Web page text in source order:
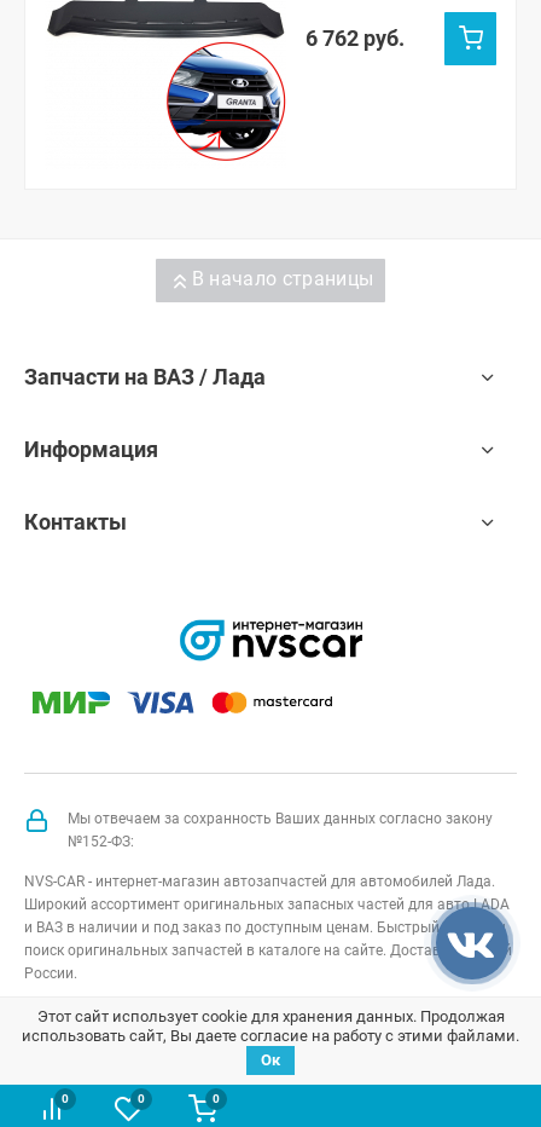
0 0 0
(неокрашенная)
6 762 руб.
В начало страницы
Запчасти на ВАЗ / Лада
Информация
Контакты
Мы отвечаем за сохранность Ваших данных согласно закону
№152-ФЗ:
NVS-CAR - интернет-магазин автозапчастей для автомобилей Лада.
Широкий ассортимент оригинальных запасных частей для авто LADA
и ВАЗ в наличии и под заказ по доступным ценам. Быстрый подбор и
поиск оригинальных запчастей в каталоге на сайте. Доставка по всей
России.
NVS-CAR© 2014 –2026Все права защищеныкарта сайта;
Договор оферта; Политика конфиденциальности
Этот сайт использует cookie для хранения данных. Продолжая
использовать сайт, Вы даете согласие на работу с этими файлами.
Ок